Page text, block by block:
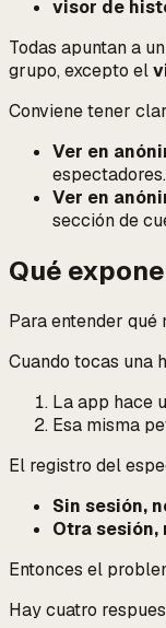
visor de
Todas apuntan a
grupo, excepto el
Conviene tener
Ver en
Ver en
sección de
Qué
Para entender
Cuando tocas una
La app hace
Esa misma
El registro del
Sin sesión,
Otra sesión,
Entonces el
Hay cuatro